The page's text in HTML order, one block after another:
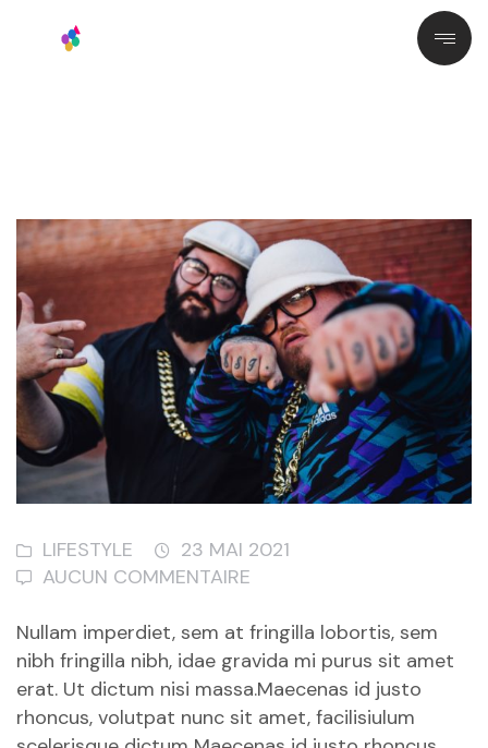
LIFESTYLE
23 MAI 2021
AUCUN COMMENTAIRE
Nullam imperdiet, sem at fringilla lobortis, sem
nibh fringilla nibh, idae gravida mi purus sit amet
erat. Ut dictum nisi massa.Maecenas id justo
rhoncus, volutpat nunc sit amet, facilisiulum